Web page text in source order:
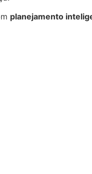
planejamento